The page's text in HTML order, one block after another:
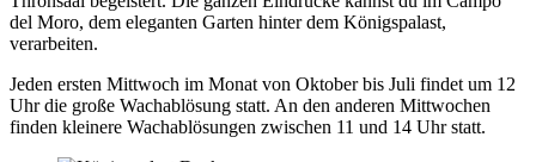
del Moro, dem eleganten Garten hinter dem Königspalast,
verarbeiten.
Jeden ersten Mittwoch im Monat von Oktober bis Juli findet um 12
Uhr die große Wachablösung statt. An den anderen Mittwochen
finden kleinere Wachablösungen zwischen 11 und 14 Uhr statt.